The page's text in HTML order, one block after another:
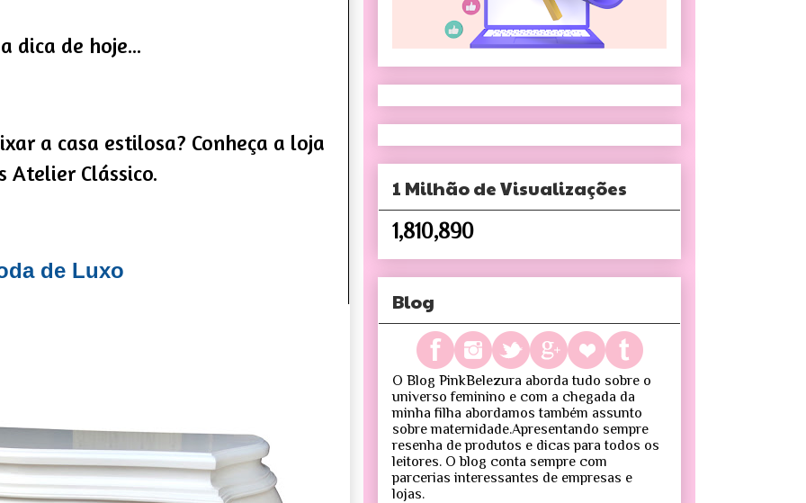
dica de hoje...
a casa estilosa? Conheça a loja
Atelier Clássico.
de Luxo
1 Milhão de Visualizações
1,810,890
Blog
O Blog PinkBelezura aborda tudo sobre o
universo feminino e com a chegada da
minha filha abordamos também assunto
sobre maternidade.Apresentando sempre
resenha de produtos e dicas para todos os
leitores. O blog conta sempre com
parcerias interessantes de empresas e
lojas.